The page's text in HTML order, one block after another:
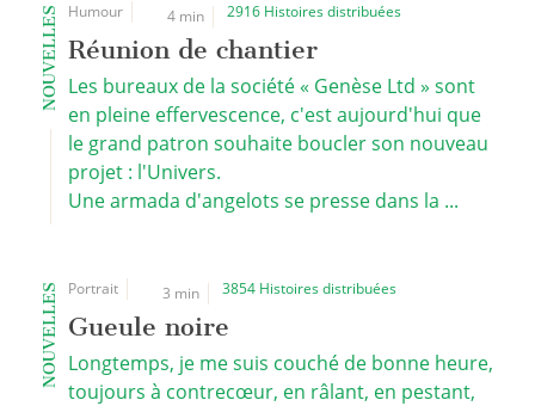
NOUVELLES Humour 4 min 2916 Histoires distribuées
Réunion de chantier
Les bureaux de la société « Genèse Ltd » sont
en pleine effervescence, c'est aujourd'hui que
le grand patron souhaite boucler son nouveau
projet : l'Univers.
Une armada d'angelots se presse dans la ...
NOUVELLES Portrait 3 min 3854 Histoires distribuées
Gueule noire
Longtemps, je me suis couché de bonne heure,
toujours à contrecœur, en râlant, en pestant,